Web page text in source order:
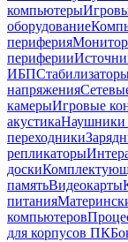
компьютеры
оборудование
периферия
периферии
ИБП
напряжения
камерыИгровые
акустикаНаушники
переходники
репликаторы
доски
памятьВидеокарты
питания
компьютеров
для корпусов ПК